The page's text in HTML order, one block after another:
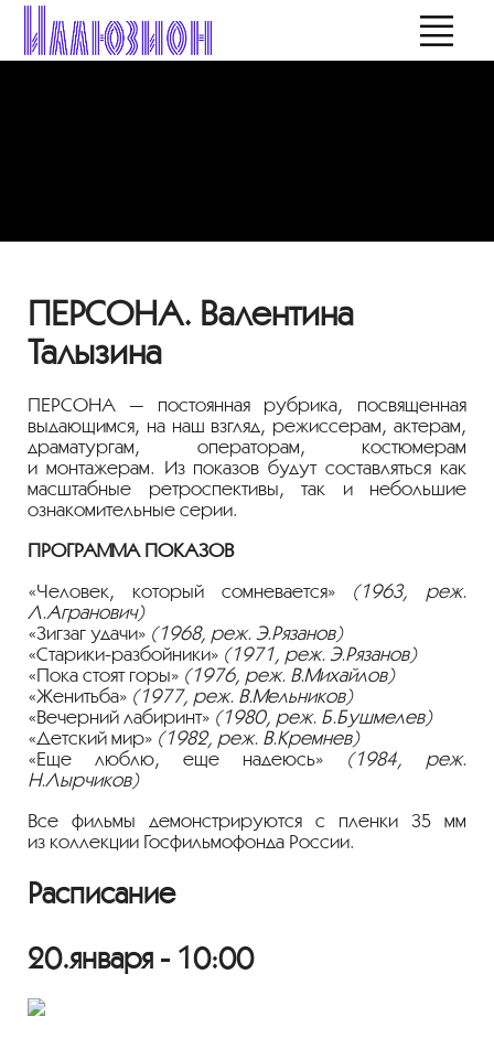
ПЕРСОНА. Валентина
Талызина
ПЕРСОНА — постоянная рубрика, посвященная
выдающимся, на наш взгляд, режиссерам, актерам,
драматургам, операторам, костюмерам
и монтажерам. Из показов будут составляться как
масштабные ретроспективы, так и небольшие
ознакомительные серии.
ПРОГРАММА ПОКАЗОВ
«Человек, который сомневается» (1963, реж.
Л.Агранович)
«Зигзаг удачи» (1968, реж. Э.Рязанов)
«Старики-разбойники» (1971, реж. Э.Рязанов)
«Пока стоят горы» (1976, реж. В.Михайлов)
«Женитьба» (1977, реж. В.Мельников)
«Вечерний лабиринт» (1980, реж. Б.Бушмелев)
«Детский мир» (1982, реж. В.Кремнев)
«Еще люблю, еще надеюсь» (1984, реж.
Н.Лырчиков)
Все фильмы демонстрируются с пленки 35 мм
из коллекции Госфильмофонда России.
Расписание
20.января - 10:00